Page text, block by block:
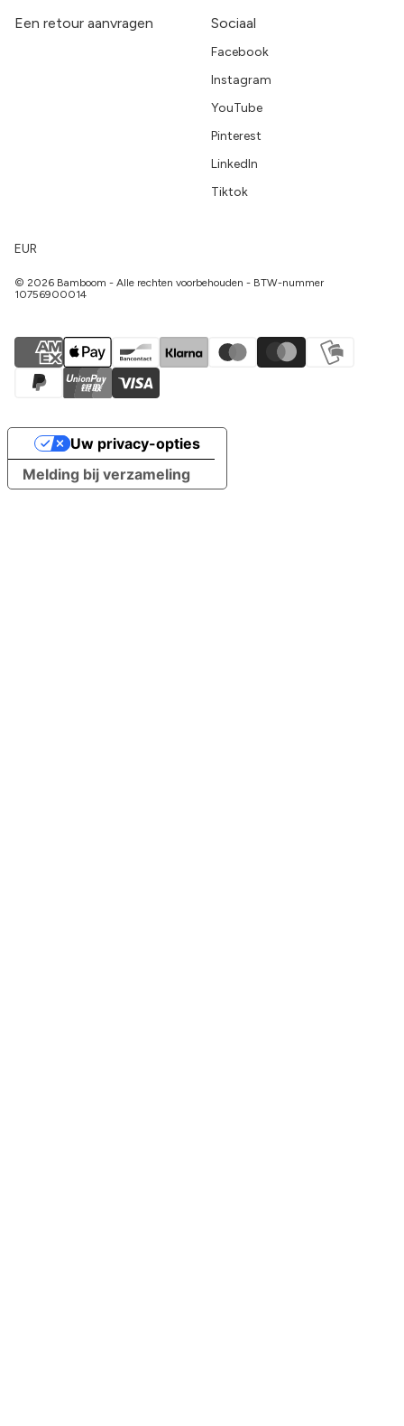
Een retour aanvragen Sociaal
Facebook
Instagram
YouTube
Pinterest
LinkedIn
Tiktok
EUR
© 2026 Bamboom - Alle rechten voorbehouden - BTW-nummer
10756900014
Melding bij verzameling
Uw privacy-opties